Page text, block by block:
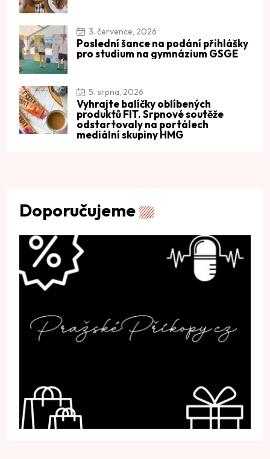
3. července, 2026
Poslední šance na podání přihlášky
pro studium na gymnázium GSGE
5. srpna, 2026
Vyhrajte balíčky oblíbených
produktů FIT. Srpnové soutěže
odstartovaly na portálech
mediální skupiny HMG
Doporučujeme